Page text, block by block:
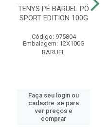
TENYS PÉ BARUEL PÓ
SPORT EDITION 100G
Código: 975804
Embalagem: 12X100G
BARUEL
Faça seu login ou
cadastre-se para
ver preços e
comprar